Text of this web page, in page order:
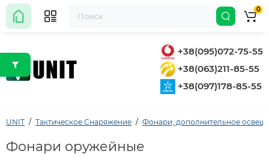
+38(095)072-75-55
+38(063)211-85-55
+38(097)178-85-55
0
UNIT Тактическое Снаряжение Фонари, дополнительное
Фонари оружейные